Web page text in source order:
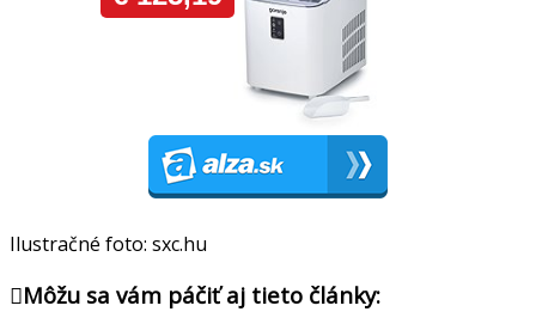
Ilustračné foto: sxc.hu
Môžu sa vám páčiť aj tieto články: